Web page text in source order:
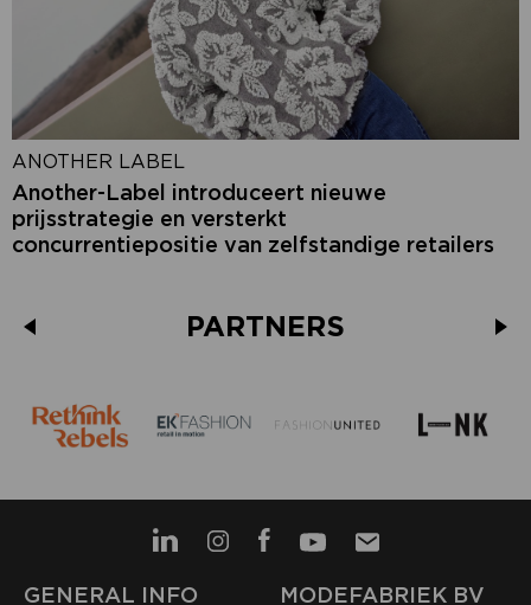
ANOTHER LABEL
Another-Label introduceert nieuwe
prijsstrategie en versterkt
concurrentiepositie van zelfstandige retailers
PARTNERS
GENERAL INFO MODEFABRIEK BV